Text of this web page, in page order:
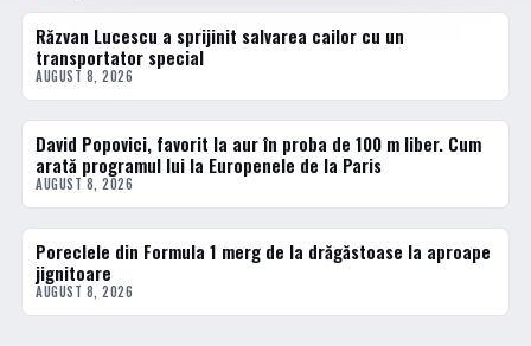
DIVERSE
Răzvan Lucescu a sprijinit salvarea cailor cu un
transportator special
AUGUST 8, 2026
DIVERSE
David Popovici, favorit la aur în proba de 100 m liber. Cum
arată programul lui la Europenele de la Paris
AUGUST 8, 2026
DIVERSE
Poreclele din Formula 1 merg de la drăgăstoase la aproape
jignitoare
AUGUST 8, 2026